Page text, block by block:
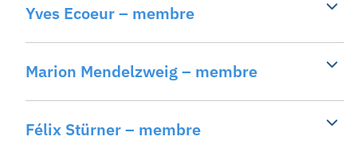
Yves Ecoeur – membre
Marion Mendelzweig – membre
Félix Stürner – membre